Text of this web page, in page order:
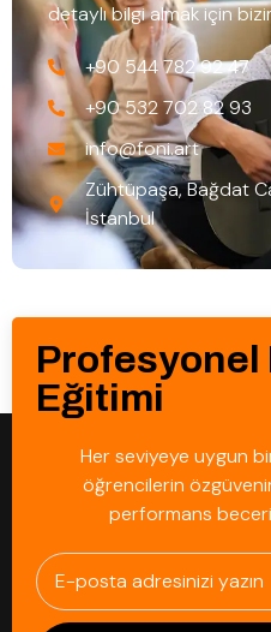
detaylı bilgi almak için
+90 544 782 92 47
+90 532 702 82 93
info@foni.art
Zühtüpaşa, Bağdat
İstanbul
Profesyonel
Eğitimi
Her seviyeye uygun
öğrencilerin
performans